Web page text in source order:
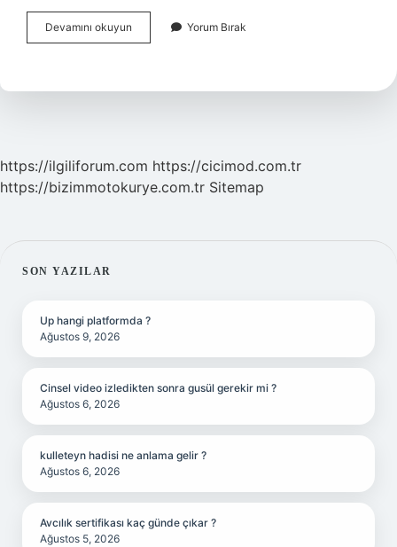
Devamını okuyun
Gibi
Demek
Yorum Bırak
https://ilgiliforum.com https://cicimod.com.tr
https://bizimmotokurye.com.tr Sitemap
SIDEBAR
SON YAZILAR
Up hangi platformda ?
Ağustos 9, 2026
Cinsel video izledikten sonra gusül gerekir mi ?
Ağustos 6, 2026
kulleteyn hadisi ne anlama gelir ?
Ağustos 6, 2026
Avcılık sertifikası kaç günde çıkar ?
Ağustos 5, 2026